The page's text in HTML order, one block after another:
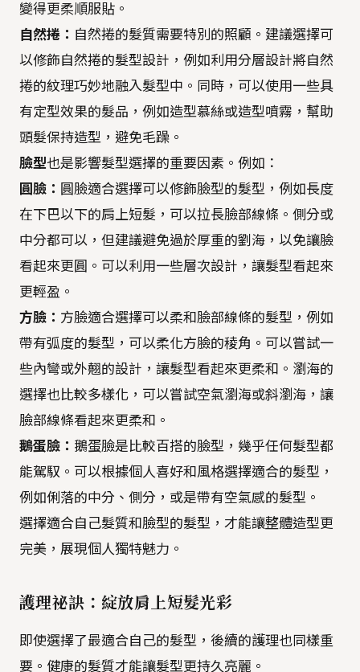
變得更柔順服貼。
自然捲： 自然捲的髮質需要特別的照顧。建議選擇可
以修飾自然捲的髮型設計，例如利用分層設計將自然
捲的紋理巧妙地融入髮型中。同時，可以使用一些具
有定型效果的髮品，例如造型慕絲或造型噴霧，幫助
頭髮保持造型，避免毛躁。
臉型也是影響髮型選擇的重要因素。例如：
圓臉： 圓臉適合選擇可以修飾臉型的髮型，例如長度
在下巴以下的肩上短髮，可以拉長臉部線條。側分或
中分都可以，但建議避免過於厚重的劉海，以免讓臉
看起來更圓。可以利用一些層次設計，讓髮型看起來
更輕盈。
方臉： 方臉適合選擇可以柔和臉部線條的髮型，例如
帶有弧度的髮型，可以柔化方臉的稜角。可以嘗試一
些內彎或外翹的設計，讓髮型看起來更柔和。瀏海的
選擇也比較多樣化，可以嘗試空氣瀏海或斜瀏海，讓
臉部線條看起來更柔和。
鵝蛋臉： 鵝蛋臉是比較百搭的臉型，幾乎任何髮型都
能駕馭。可以根據個人喜好和風格選擇適合的髮型，
例如俐落的中分、側分，或是帶有空氣感的髮型。
選擇適合自己髮質和臉型的髮型，才能讓整體造型更
完美，展現個人獨特魅力。
護理祕訣：綻放肩上短髮光彩
即使選擇了最適合自己的髮型，後續的護理也同樣重
要。健康的髮質才能讓髮型更持久亮麗。